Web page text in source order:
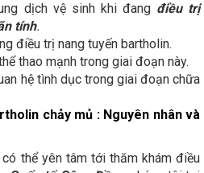
dịch vệ sinh khi đang điều trị
tính.
điều trị nang tuyến bartholin.
thao mạnh trong giai đoạn này.
hệ tình dục trong giai đoạn chữa
chảy mủ : Nguyên nhân và
thể yên tâm tới thăm khám điều